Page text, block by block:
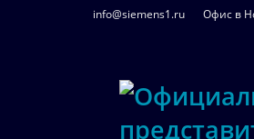
info@siemens1.ru Офис в